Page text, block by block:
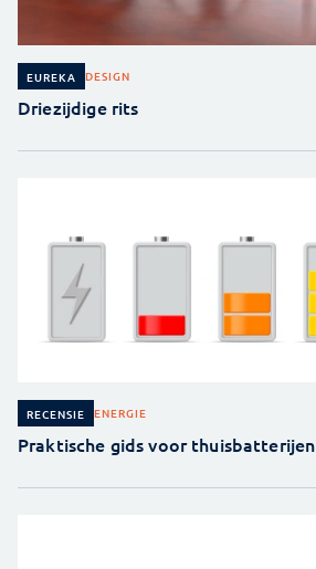
EUREKA DESIGN
Driezijdige rits
RECENSIE ENERGIE
Praktische gids voor thuisbatterijen